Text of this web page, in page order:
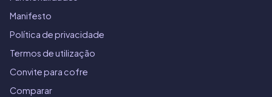
Manifesto
Política de privacidade
Termos de utilização
Convite para cofre
Comparar